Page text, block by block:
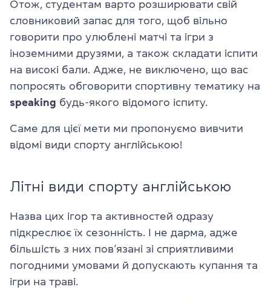
Отож, студентам варто розширювати свій
словниковий запас для того, щоб вільно
говорити про улюблені матчі та ігри з
іноземними друзями, а також складати іспити
на високі бали. Адже, не виключено, що вас
попросять обговорити спортивну тематику на
speaking будь-якого відомого іспиту.
Саме для цієї мети ми пропонуємо вивчити
відомі види спорту англійською!
Літні види спорту англійською
Назва цих ігор та активностей одразу
підкреслює їх сезонність. І не дарма, адже
більшість з них пов’язані зі сприятливими
погодними умовами й допускають купання та
ігри на траві.